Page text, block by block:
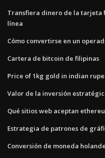
Transfiera dinero de la tarjeta
línea
Cómo convertirse en un
Cartera de bitcoin de filipinas
Price of 1kg gold in indian
Valor de la inversión
Qué sitios web aceptan
Estrategia de patrones de
Conversión de moneda